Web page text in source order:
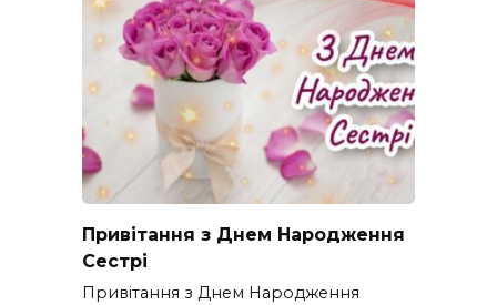
Привітання з Днем Народження
Сестрі
Привітання з Днем Народження